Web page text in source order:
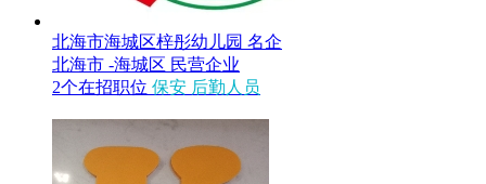
北海市海城区梓彤幼儿园 名企
北海市 -海城区 民营企业
2个在招职位 保安 后勤人员